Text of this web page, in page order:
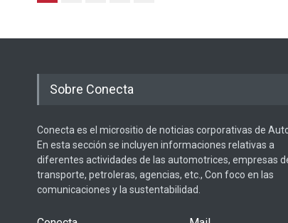
Sobre Conecta
Conecta es el micrositio de noticias corporativas de
En esta sección se incluyen informaciones relativas a
diferentes actividades de las automotrices, empresas
transporte, petroleras, agencias, etc., Con foco en las
comunicaciones y la sustentabilidad.